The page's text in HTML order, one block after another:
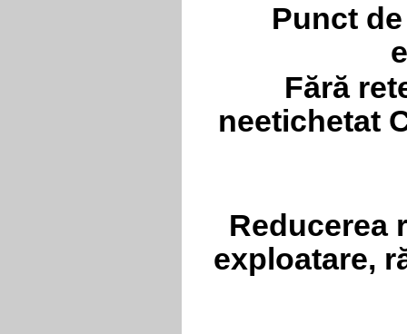
Punct
Fără
neetichetat
Reducerea
exploatare,